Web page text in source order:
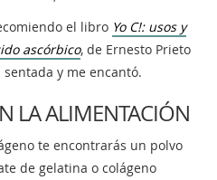
el libro Yo C!: usos y
ascórbico, de Ernesto Prieto
sentada y me encantó.
LA ALIMENTACIÓN
te encontrarás un polvo
de gelatina o colágeno